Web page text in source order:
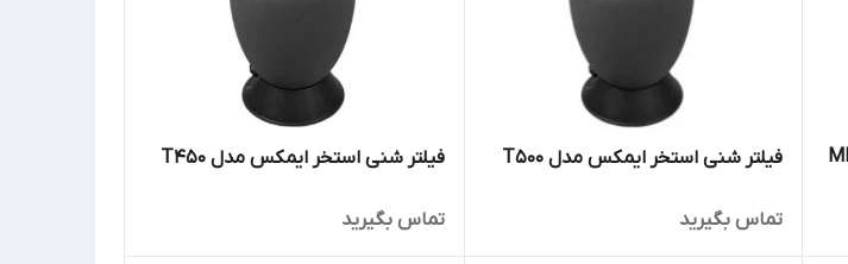
فیلتر شنی استخر ایمکس مدل T500
تماس بگیرید
فیلتر شنی استخر ایمکس مدل T450
تماس بگیرید